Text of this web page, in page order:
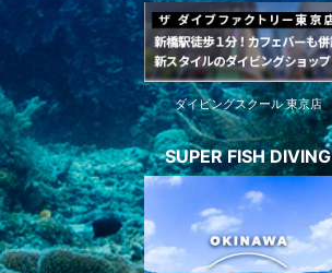
ダイビングスクール 東京店
SUPER FISH DIVING